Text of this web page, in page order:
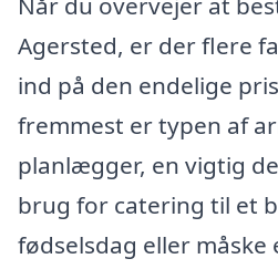
Agersted, er der flere
ind på den endelige
fremmest er typen af
planlægger, en vigtig
brug for catering til et
fødselsdag eller måske